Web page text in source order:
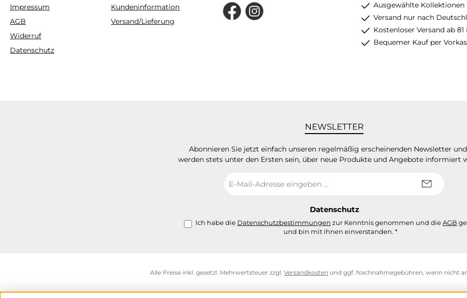
Impressum
AGB
Widerruf
Datenschutz
Kundeninformation
Versand/Lieferung
FacebookInstagram
Ausgewählte Kollektionen
Versand nur nach
Kostenloser Versand ab 81
Bequemer Kauf per
NEWSLETTER
Abonnieren Sie jetzt einfach unseren regelmäßig erscheinenden Newsletter
werden stets unter den Ersten sein, über neue Produkte und Angebote informiert
Mail-
Datenschutz
Ich habe die Datenschutzbestimmungen zur Kenntnis genommen und dieAGB
und bin mit ihnen einverstanden. *
Alle Preise inkl. gesetzl. Mehrwertsteuer zzgl. Versandkosten und ggf. Nachnahmegebühren, wenn nicht